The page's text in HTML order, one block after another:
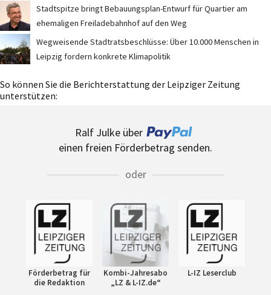
Stadtspitze bringt Bebauungsplan-Entwurf für Quartier am
ehemaligen Freiladebahnhof auf den Weg
Wegweisende Stadtratsbeschlüsse: Über 10.000 Menschen in
Leipzig fordern konkrete Klimapolitik
So können Sie die Berichterstattung der Leipziger Zeitung
unterstützen:
Ralf Julke über
einen freien Förderbetrag senden.
oder
Förderbetrag für
die Redaktion
Kombi-Jahresabo
„LZ & L-IZ.de“
L-IZ Leserclub